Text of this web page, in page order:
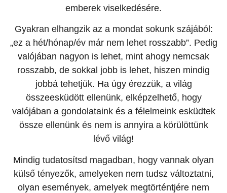
emberek viselkedésére.
Gyakran elhangzik az a mondat sokunk szájából:
„ez a hét/hónap/év már nem lehet rosszabb”. Pedig
valójában nagyon is lehet, mint ahogy nemcsak
rosszabb, de sokkal jobb is lehet, hiszen mindig
jobbá tehetjük. Ha úgy érezzük, a világ
összeesküdött ellenünk, elképzelhető, hogy
valójában a gondolataink és a félelmeink esküdtek
össze ellenünk és nem is annyira a körülöttünk
lévő világ!
Mindig tudatosítsd magadban, hogy vannak olyan
külső tényezők, amelyeken nem tudsz változtatni,
olyan események, amelyek megtörténtjére nem